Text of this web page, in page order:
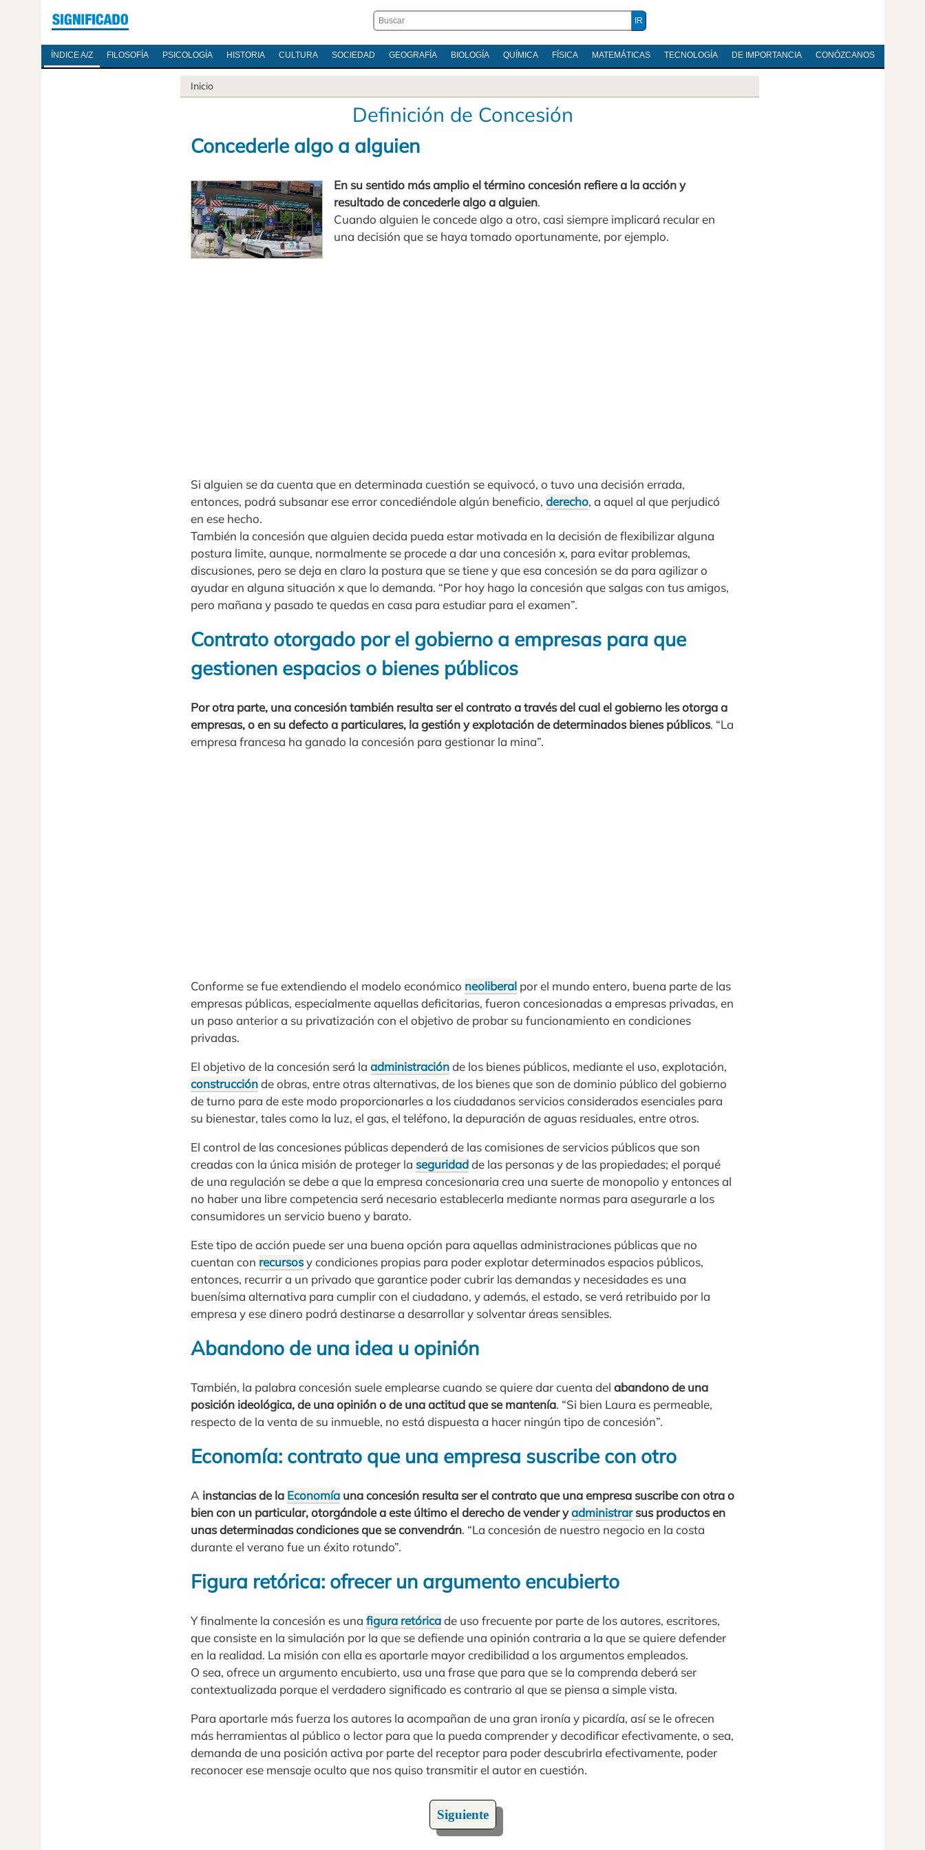
ÍNDICE A/Z FILOSOFÍA PSICOLOGÍA HISTORIA CULTURA SOCIEDAD GEOGRAFÍA BIOLOGÍA QUÍMICA FÍSICA MATEMÁTICAS TECNOLOGÍA DE IMPORTANCIA CONÓZCANOS
Inicio
Definición de Concesión
Concederle algo a alguien
En su sentido más amplio el término concesión refiere a la acción y
resultado de concederle algo a alguien.
Cuando alguien le concede algo a otro, casi siempre implicará recular en
una decisión que se haya tomado oportunamente, por ejemplo.
Si alguien se da cuenta que en determinada cuestión se equivocó, o tuvo una decisión errada,
entonces, podrá subsanar ese error concediéndole algún beneficio, derecho, a aquel al que perjudicó
en ese hecho.
También la concesión que alguien decida pueda estar motivada en la decisión de flexibilizar alguna
postura limite, aunque, normalmente se procede a dar una concesión x, para evitar problemas,
discusiones, pero se deja en claro la postura que se tiene y que esa concesión se da para agilizar o
ayudar en alguna situación x que lo demanda. “Por hoy hago la concesión que salgas con tus amigos,
pero mañana y pasado te quedas en casa para estudiar para el examen”.
Contrato otorgado por el gobierno a empresas para que
gestionen espacios o bienes públicos
Por otra parte, una concesión también resulta ser el contrato a través del cual el gobierno les otorga a
empresas, o en su defecto a particulares, la gestión y explotación de determinados bienes públicos. “La
empresa francesa ha ganado la concesión para gestionar la mina”.
Conforme se fue extendiendo el modelo económico neoliberal por el mundo entero, buena parte de las
empresas públicas, especialmente aquellas deficitarias, fueron concesionadas a empresas privadas, en
un paso anterior a su privatización con el objetivo de probar su funcionamiento en condiciones
privadas.
El objetivo de la concesión será la administraciónde los bienes públicos, mediante el uso, explotación,
construcciónde obras, entre otras alternativas, de los bienes que son de dominio público del gobierno
de turno para de este modo proporcionarles a los ciudadanos servicios considerados esenciales para
su bienestar, tales como la luz, el gas, el teléfono, la depuración de aguas residuales, entre otros.
El control de las concesiones públicas dependerá de las comisiones de servicios públicos que son
creadas con la única misión de proteger la seguridadde las personas y de las propiedades; el porqué
de una regulación se debe a que la empresa concesionaria crea una suerte de monopolio y entonces al
no haber una libre competencia será necesario establecerla mediante normas para asegurarle a los
consumidores un servicio bueno y barato.
Este tipo de acción puede ser una buena opción para aquellas administraciones públicas que no
cuentan con recursosy condiciones propias para poder explotar determinados espacios públicos,
entonces, recurrir a un privado que garantice poder cubrir las demandas y necesidades es una
buenísima alternativa para cumplir con el ciudadano, y además, el estado, se verá retribuido por la
empresa y ese dinero podrá destinarse a desarrollar y solventar áreas sensibles.
Abandono de una idea u opinión
También, la palabra concesión suele emplearse cuando se quiere dar cuenta del abandono de una
posición ideológica, de una opinión o de una actitud que se mantenía. “Si bien Laura es permeable,
respecto de la venta de su inmueble, no está dispuesta a hacer ningún tipo de concesión”.
Economía: contrato que una empresa suscribe con otro
A instancias de la Economía una concesión resulta ser el contrato que una empresa suscribe con otra o
bien con un particular, otorgándole a este último el derecho de vender yadministrarsus productos en
unas determinadas condiciones que se convendrán. “La concesión de nuestro negocio en la costa
durante el verano fue un éxito rotundo”.
Figura retórica: ofrecer un argumento encubierto
Y finalmente la concesión es una figura retóricade uso frecuente por parte de los autores, escritores,
que consiste en la simulación por la que se defiende una opinión contraria a la que se quiere defender
en la realidad. La misión con ella es aportarle mayor credibilidad a los argumentos empleados.
O sea, ofrece un argumento encubierto, usa una frase que para que se la comprenda deberá ser
contextualizada porque el verdadero significado es contrario al que se piensa a simple vista.
Para aportarle más fuerza los autores la acompañan de una gran ironía y picardía, así se le ofrecen
más herramientas al público o lector para que la pueda comprender y decodificar efectivamente, o sea,
demanda de una posición activa por parte del receptor para poder descubrirla efectivamente, poder
reconocer ese mensaje oculto que nos quiso transmitir el autor en cuestión.
Siguiente